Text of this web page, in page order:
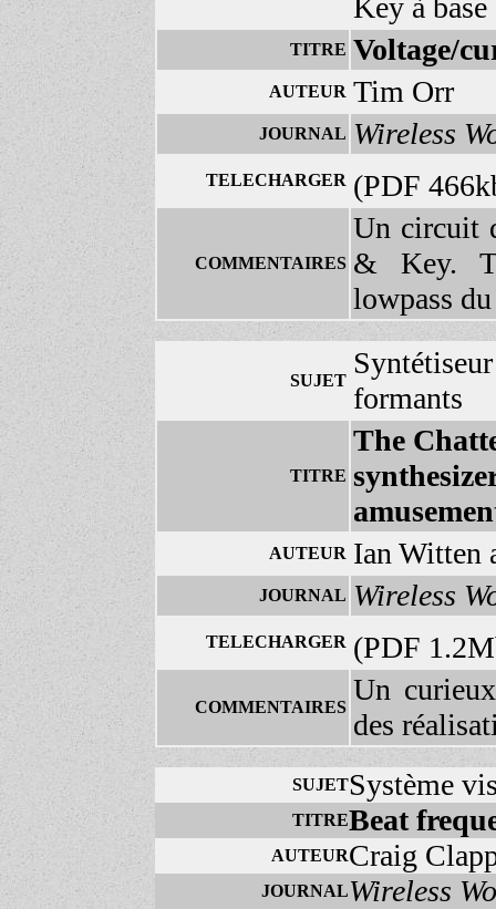
Key à
TITRE Voltage/
AUTEUR Tim Orr
JOURNAL Wireless
TELECHARGER (PDF
COMMENTAIRES
Un circuit
& Key.
lowpass
SUJET
formants
TITRE
The
AUTEUR Ian Witten
JOURNAL Wireless
TELECHARGER (PDF
COMMENTAIRES
Un
des
SUJETSystème
TITREBeat
AUTEURCraig
JOURNALWireless